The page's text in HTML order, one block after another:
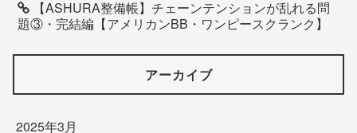
【ASHURA整備帳】チェーンテンションが乱れる問
題③・完結編【アメリカンBB・ワンピースクランク】
アーカイブ
2025年3月